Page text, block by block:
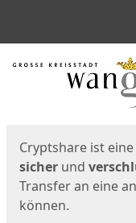
Start
Cryptshare ist
sicher und
Transfer an eine
können.